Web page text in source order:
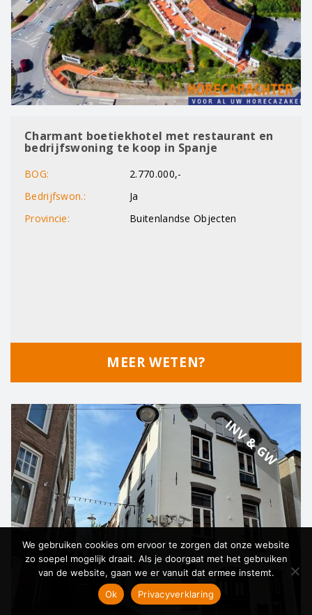
Charmant boetiekhotel met restaurant en
bedrijfswoning te koop in Spanje
BOG:
2.770.000,-
Bedrijfswon.:
Ja
Provincie:
Buitenlandse Objecten
MEER WETEN?
INV & GW
We gebruiken cookies om ervoor te zorgen dat onze website
zo soepel mogelijk draait. Als je doorgaat met het gebruiken
van de website, gaan we er vanuit dat ermee instemt.
Ok
Privacyverklaring